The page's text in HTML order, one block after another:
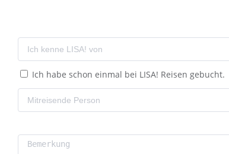
Ich habe schon einmal bei LISA! Reisen gebucht.